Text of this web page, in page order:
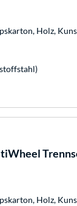
Holz,
Holz,